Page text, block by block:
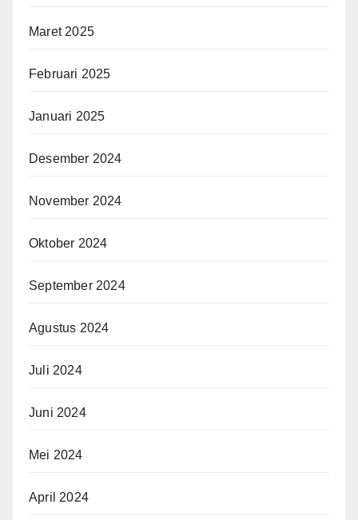
Maret 2025
Februari 2025
Januari 2025
Desember 2024
November 2024
Oktober 2024
September 2024
Agustus 2024
Juli 2024
Juni 2024
Mei 2024
April 2024